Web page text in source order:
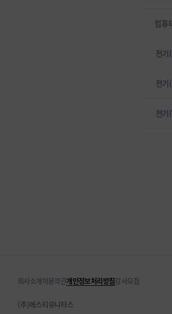
컴퓨
전기
전기
전기
회사소개이용약관개인정보처리방침강사모집
(주)에스티유니타스